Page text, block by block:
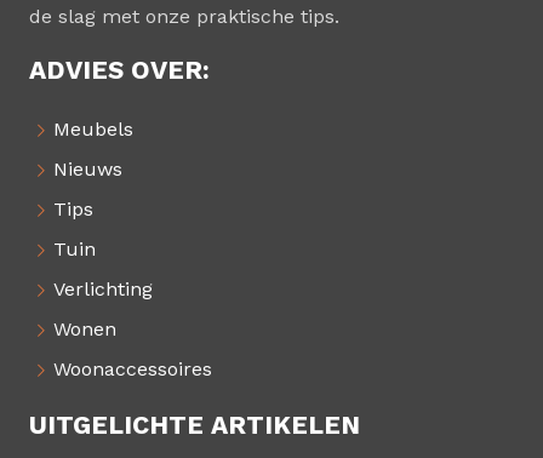
de slag met onze praktische tips.
ADVIES OVER:
Meubels
Nieuws
Tips
Tuin
Verlichting
Wonen
Woonaccessoires
UITGELICHTE ARTIKELEN